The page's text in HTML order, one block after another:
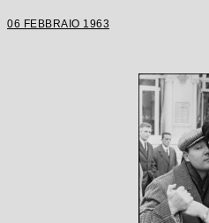
06 FEBBRAIO 1963